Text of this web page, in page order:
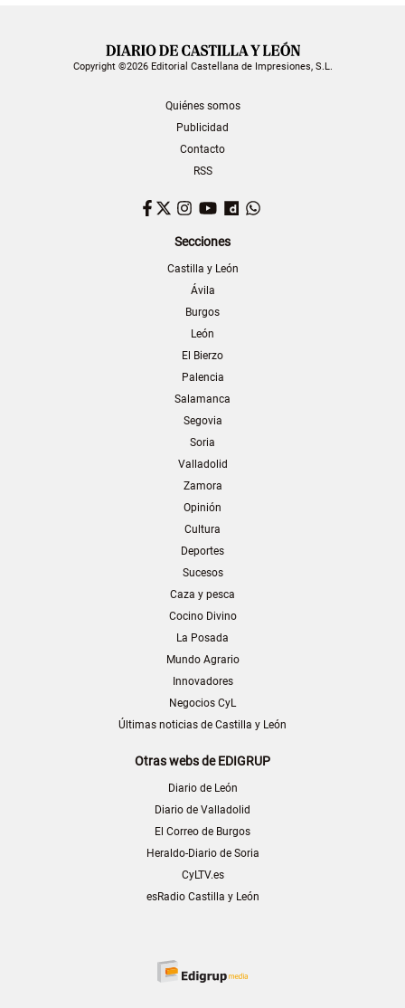
Copyright ©2026 Editorial Castellana de Impresiones, S.L.
Quiénes somos
Publicidad
Contacto
RSS
Facebook
TwitterInstagram
YouTubeDailymotion
Secciones
Castilla y León
Ávila
Burgos
León
El Bierzo
Palencia
Salamanca
Segovia
Soria
Valladolid
Zamora
Opinión
Cultura
Deportes
Sucesos
Caza y pesca
Cocino Divino
La Posada
Mundo Agrario
Innovadores
Negocios CyL
Últimas noticias de Castilla y León
Otras webs de EDIGRUP
Diario de León
Diario de Valladolid
El Correo de Burgos
Heraldo-Diario de Soria
CyLTV.es
esRadio Castilla y León